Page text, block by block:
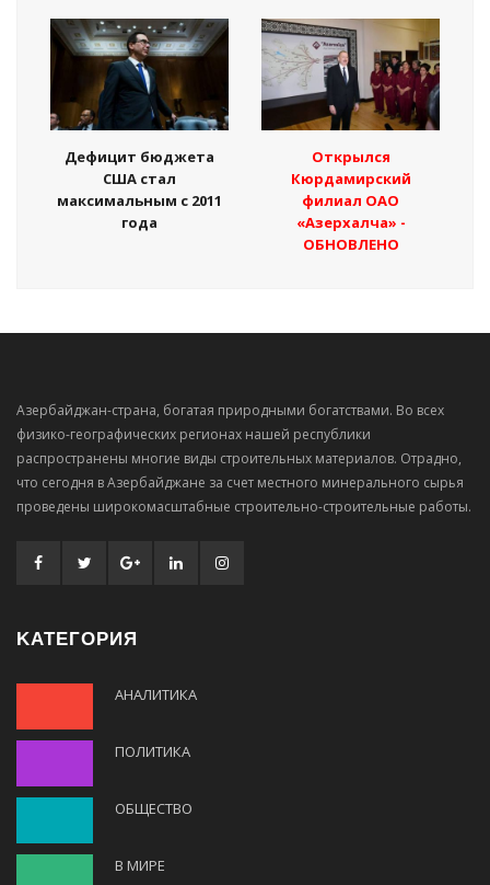
Дефицит бюджета
США стал
максимальным с 2011
года
Открылся
Кюрдамирский
филиал ОАО
«Азерхалча» -
ОБНОВЛЕНО
Азербайджан-страна, богатая природными богатствами. Во всех
физико-географических регионах нашей республики
распространены многие виды строительных материалов. Отрадно,
что сегодня в Азербайджане за счет местного минерального сырья
проведены широкомасштабные строительно-строительные работы.
KАТЕГОРИЯ
АНАЛИТИКА
ПОЛИТИКА
ОБЩЕСТВО
В МИРЕ